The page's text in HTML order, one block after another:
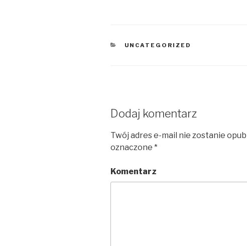
KATEGORIE
UNCATEGORIZED
Dodaj komentarz
Twój adres e-mail nie zostanie
oznaczone *
Komentarz